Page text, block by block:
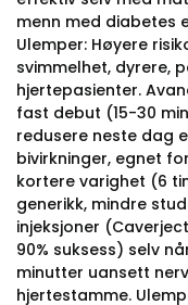
menn med diabetes
Ulemper: Høyere
svimmelhet, dyrere,
hjertepasienter.
fast debut (15-30
redusere neste dag
bivirkninger, egnet
kortere varighet (6
generikk, mindre
injeksjoner
90% suksess) selv
minutter uansett
hjertestamme.